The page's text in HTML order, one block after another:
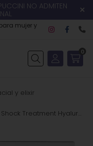
NO ADMITEN
mujer y
Buscar
0
y elixir
Anubis Ampollas Ácido Hialurónico Shock Treatment Hyaluronic 7 Days Line